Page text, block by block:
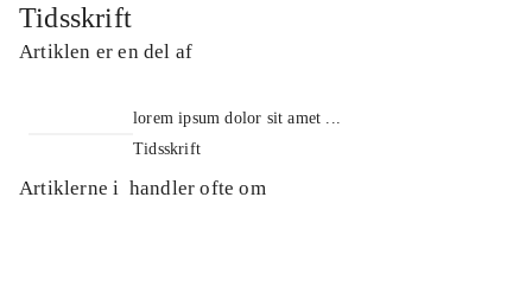
Tidsskrift
Artiklen er en del af
lorem ipsum dolor sit amet ...
Tidsskrift
Artiklerne i handler ofte om